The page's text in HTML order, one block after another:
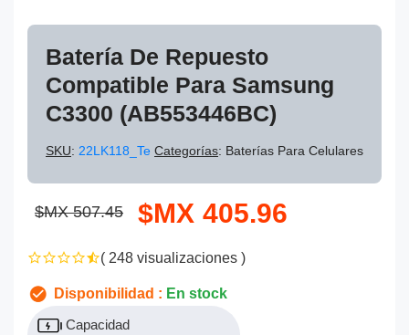
Batería De Repuesto
Compatible Para Samsung
C3300 (AB553446BC)
SKU: 22LK118_Te Categorías: Baterías Para Celulares
$MX 507.45 $MX 405.96
( 248 visualizaciones )
Disponibilidad : En stock
Capacidad